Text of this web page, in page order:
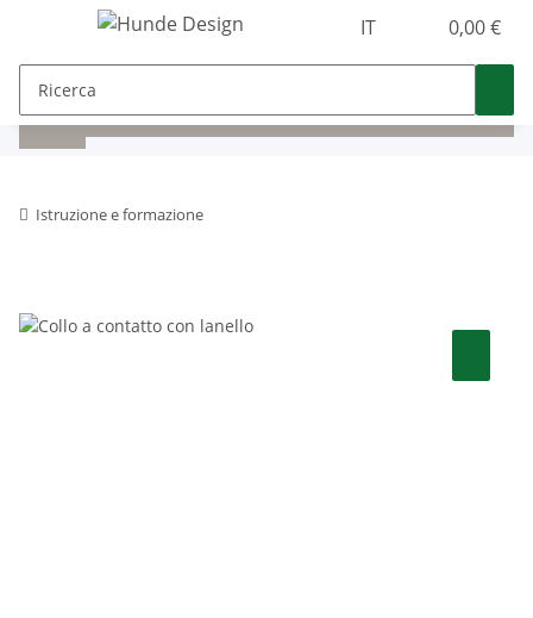
IT 0,00 €
Istruzione e formazione